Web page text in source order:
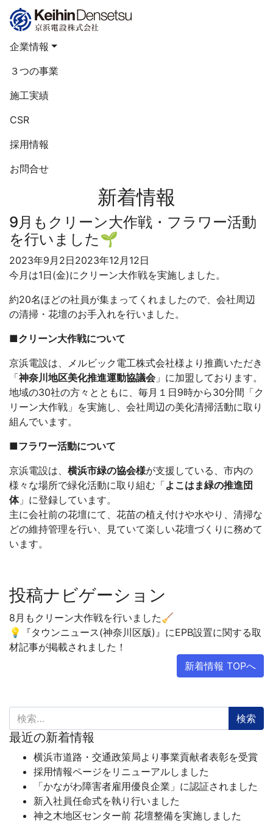
コンテンツへスキップ
企業情報
３つの事業
施工実績
CSR
採用情報
お問合せ
新着情報
9月もクリーン大作戦・フラワー活動
を行いました🌱
2023年9月2日2023年12月12日
今月は1日(金)にクリーン大作戦を実施しました。
約20名ほどの社員が集まってくれましたので、会社周辺
の清掃・花壇のお手入れを行いました。
■クリーン大作戦について
京浜電設は、メルビック電工株式会社様より推薦いただき
「神奈川地区美化推進運動協議会 」に加盟しております。
地域の30社の方々とともに、毎月１日9時から30分間「ク
リーン大作戦」を実施し、会社周辺の美化清掃活動に取り
組んでいます。
■フラワー活動について
京浜電設は、 横浜市緑の協会様が支援している、市内の
様々な場所で緑化活動に取り組む「よこはま緑の推進団
体」に登録しています。
主に会社前の花壇にて、花苗の植え付けや水やり、清掃な
どの維持管理を行い、見ていて楽しい花壇づくりに務めて
います。
投稿ナビゲーション
8月もクリーン大作戦を行いました🧹
💡『タウンニュース(神奈川区版)』にEPB設置に関する取
材記事が掲載されました！
新着情報 TOPへ
検索:
最近の新着情報
横浜市道路・交通政策局より事業貢献者表彰を受賞
採用情報ページをリニューアルしました
「かながわ障害者雇用優良企業」に認証されました
新入社員任命式を執り行いました
神之木地区センター前 花壇整備を実施しました